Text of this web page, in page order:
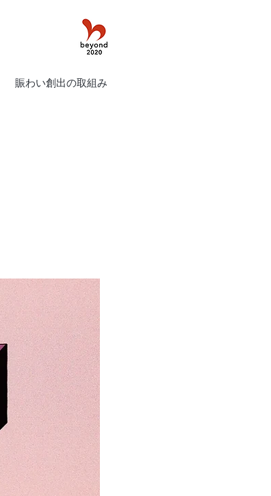
賑わい創出の取組み